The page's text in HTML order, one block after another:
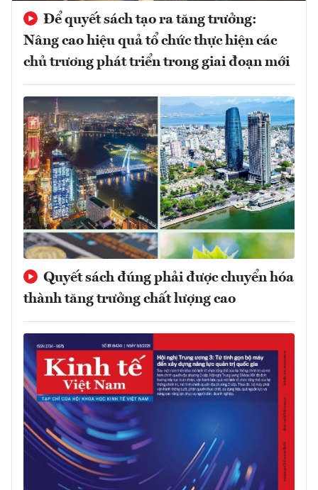
Để quyết sách tạo ra tăng trưởng:
Nâng cao hiệu quả tổ chức thực hiện các
chủ trương phát triển trong giai đoạn mới
Quyết sách đúng phải được chuyển hóa
thành tăng trưởng chất lượng cao